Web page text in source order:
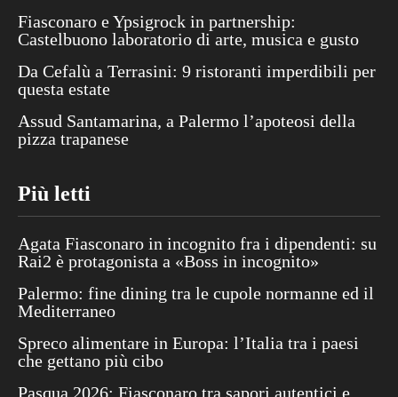
Fiasconaro e Ypsigrock in partnership:
Castelbuono laboratorio di arte, musica e gusto
Da Cefalù a Terrasini: 9 ristoranti imperdibili per
questa estate
Assud Santamarina, a Palermo l’apoteosi della
pizza trapanese
Più letti
Agata Fiasconaro in incognito fra i dipendenti: su
Rai2 è protagonista a «Boss in incognito»
Palermo: fine dining tra le cupole normanne ed il
Mediterraneo
Spreco alimentare in Europa: l’Italia tra i paesi
che gettano più cibo
Pasqua 2026: Fiasconaro tra sapori autentici e